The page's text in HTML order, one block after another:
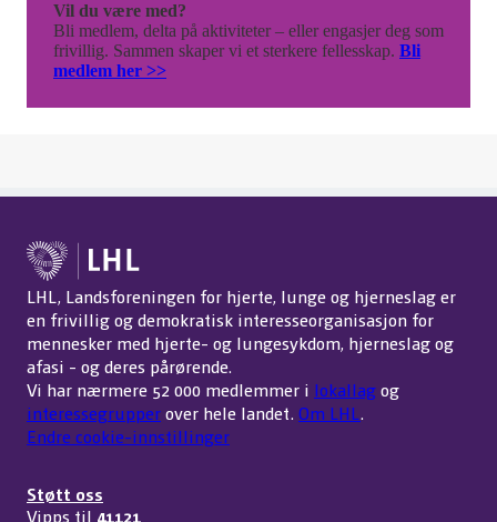
Vil du være med?
Bli medlem, delta på aktiviteter – eller engasjer deg som
frivillig. Sammen skaper vi et sterkere fellesskap. Bli
medlem her >>
LHL, Landsforeningen for hjerte, lunge og hjerneslag er
en frivillig og demokratisk interesseorganisasjon for
mennesker med hjerte- og lungesykdom, hjerneslag og
afasi - og deres pårørende.
Vi har nærmere 52 000 medlemmer i lokallagog
interessegrupperover hele landet. Om LHL.
Endre cookie-innstillinger
Støtt oss
Vipps til 41121